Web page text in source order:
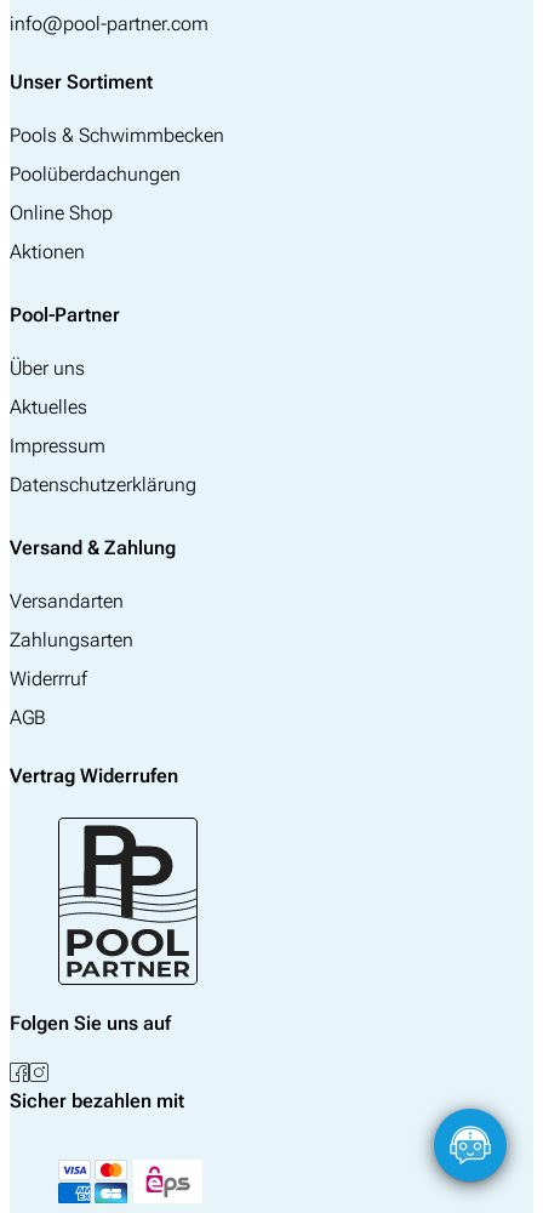
info@pool-partner.com
Unser Sortiment
Pools & Schwimmbecken
Poolüberdachungen
Online Shop
Aktionen
Pool-Partner
Über uns
Aktuelles
Impressum
Datenschutzerklärung
Versand & Zahlung
Versandarten
Zahlungsarten
Widerrruf
AGB
Vertrag Widerrufen
Folgen Sie uns auf
Sicher bezahlen mit